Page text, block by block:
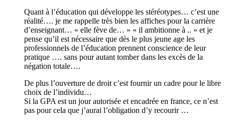
Quant à l’éducation qui développe les stéréotypes… c’est une
réalité…. je me rappelle très bien les affiches pour la carrière
d’enseignant… « elle fève de… » « il ambitionne à .. » et je
pense qu’il est nécessaire que dès le plus jeune age les
professionnels de l’éducation prennent conscience de leur
pratique …. sans pour autant tomber dans les excès de la
négation totale….
De plus l’ouverture de droit c’est fournir un cadre pour le libre
choix de l’individu…
Si la GPA est un jour autorisée et encadrée en france, ce n’est
pas pour cela que j’aurai l’obligation d’y recourir …